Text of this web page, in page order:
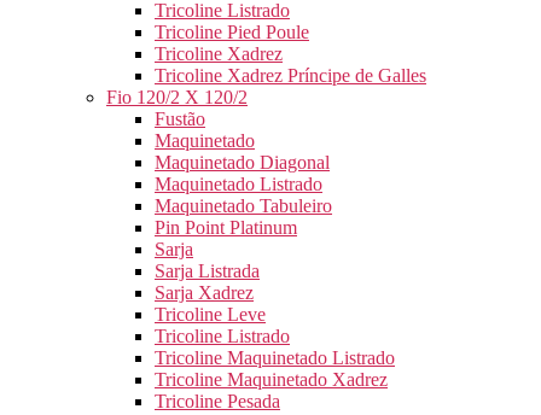
Tricoline Listrado
Tricoline Pied Poule
Tricoline Xadrez
Tricoline Xadrez Príncipe de Galles
Fio 120/2 X 120/2
Fustão
Maquinetado
Maquinetado Diagonal
Maquinetado Listrado
Maquinetado Tabuleiro
Pin Point Platinum
Sarja
Sarja Listrada
Sarja Xadrez
Tricoline Leve
Tricoline Listrado
Tricoline Maquinetado Listrado
Tricoline Maquinetado Xadrez
Tricoline Pesada